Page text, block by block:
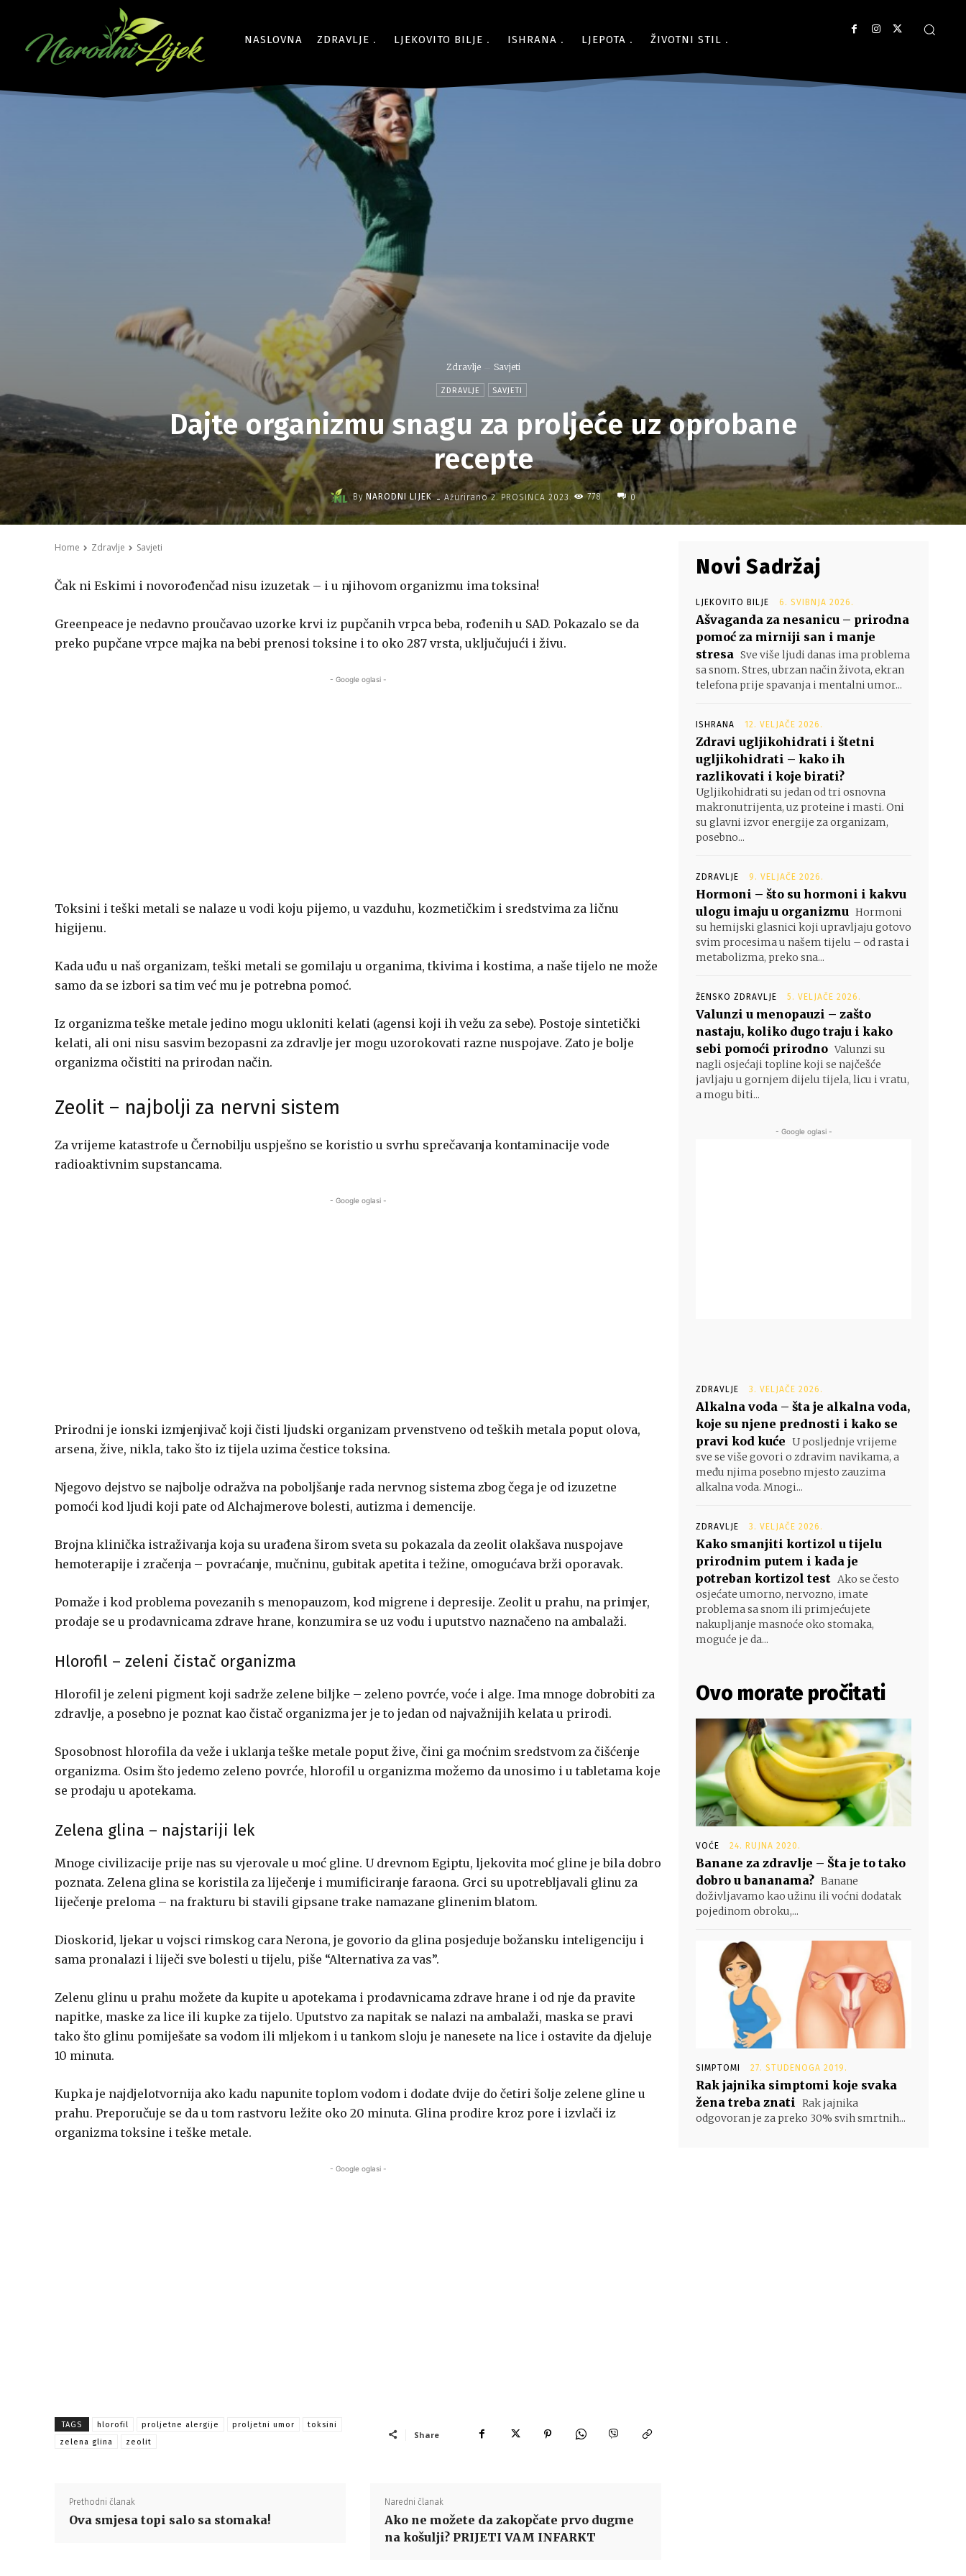
NASLOVNA ZDRAVLJE LJEKOVITO BILJE ISHRANA LJEPOTA ŽIVOTNI STIL
Zdravlje Savjeti
ZDRAVLJE SAVJETI
Dajte organizmu snagu za proljeće uz oprobane
recepte
By NARODNI LIJEK - Ažurirano 2. PROSINCA 2023. 778 0
Home Zdravlje Savjeti
Čak ni Eskimi i novorođenčad nisu izuzetak – i u njihovom organizmu ima toksina!
Greenpeace je nedavno proučavao uzorke krvi iz pupčanih vrpca beba, rođenih u SAD. Pokazalo se da
preko pupčane vrpce majka na bebi prenosi toksine i to oko 287 vrsta, uključujući i živu.
- Google oglasi -
Toksini i teški metali se nalaze u vodi koju pijemo, u vazduhu, kozmetičkim i sredstvima za ličnu
higijenu.
Kada uđu u naš organizam, teški metali se gomilaju u organima, tkivima i kostima, a naše tijelo ne može
samo da se izbori sa tim već mu je potrebna pomoć.
Iz organizma teške metale jedino mogu ukloniti kelati (agensi koji ih vežu za sebe). Postoje sintetički
kelati, ali oni nisu sasvim bezopasni za zdravlje jer mogu uzorokovati razne nuspojave. Zato je bolje
organizma očistiti na prirodan način.
Zeolit – najbolji za nervni sistem
Za vrijeme katastrofe u Černobilju uspješno se koristio u svrhu sprečavanja kontaminacije vode
radioaktivnim supstancama.
- Google oglasi -
Prirodni je ionski izmjenjivač koji čisti ljudski organizam prvenstveno od teških metala poput olova,
arsena, žive, nikla, tako što iz tijela uzima čestice toksina.
Njegovo dejstvo se najbolje odražva na poboljšanje rada nervnog sistema zbog čega je od izuzetne
pomoći kod ljudi koji pate od Alchajmerove bolesti, autizma i demencije.
Brojna klinička istraživanja koja su urađena širom sveta su pokazala da zeolit olakšava nuspojave
hemoterapije i zračenja – povraćanje, mučninu, gubitak apetita i težine, omogućava brži oporavak.
Pomaže i kod problema povezanih s menopauzom, kod migrene i depresije. Zeolit u prahu, na primjer,
prodaje se u prodavnicama zdrave hrane, konzumira se uz vodu i uputstvo naznačeno na ambalaži.
Hlorofil – zeleni čistač organizma
Hlorofil je zeleni pigment koji sadrže zelene biljke – zeleno povrće, voće i alge. Ima mnoge dobrobiti za
zdravlje, a posebno je poznat kao čistač organizma jer je to jedan od najvažnijih kelata u prirodi.
Sposobnost hlorofila da veže i uklanja teške metale poput žive, čini ga moćnim sredstvom za čišćenje
organizma. Osim što jedemo zeleno povrće, hlorofil u organizma možemo da unosimo i u tabletama koje
se prodaju u apotekama.
Zelena glina – najstariji lek
Mnoge civilizacije prije nas su vjerovale u moć gline. U drevnom Egiptu, ljekovita moć gline je bila dobro
poznata. Zelena glina se koristila za liječenje i mumificiranje faraona. Grci su upotrebljavali glinu za
liječenje preloma – na frakturu bi stavili gipsane trake namazane glinenim blatom.
Dioskorid, ljekar u vojsci rimskog cara Nerona, je govorio da glina posjeduje božansku inteligenciju i
sama pronalazi i liječi sve bolesti u tijelu, piše “Alternativa za vas”.
Zelenu glinu u prahu možete da kupite u apotekama i prodavnicama zdrave hrane i od nje da pravite
napitke, maske za lice ili kupke za tijelo. Uputstvo za napitak se nalazi na ambalaži, maska se pravi
tako što glinu pomiješate sa vodom ili mljekom i u tankom sloju je nanesete na lice i ostavite da djeluje
10 minuta.
Kupka je najdjelotvornija ako kadu napunite toplom vodom i dodate dvije do četiri šolje zelene gline u
prahu. Preporučuje se da u tom rastvoru ležite oko 20 minuta. Glina prodire kroz pore i izvlači iz
organizma toksine i teške metale.
- Google oglasi -
TAGS hlorofil proljetne alergije proljetni umor
toksini
zelena glina
zeolit
Share
Prethodni članak
Ova smjesa topi salo sa stomaka!
Naredni članak
Ako ne možete da zakopčate prvo dugme
na košulji? PRIJETI VAM INFARKT
Novi Sadržaj
LJEKOVITO BILJE 6. SVIBNJA 2026.
Ašvaganda za nesanicu – prirodna
pomoć za mirniji san i manje
stresa Sve više ljudi danas ima problema
sa snom. Stres, ubrzan način života, ekran
telefona prije spavanja i mentalni umor...
ISHRANA 12. VELJAČE 2026.
Zdravi ugljikohidrati i štetni
ugljikohidrati – kako ih
razlikovati i koje birati?
Ugljikohidrati su jedan od tri osnovna
makronutrijenta, uz proteine i masti. Oni
su glavni izvor energije za organizam,
posebno...
ZDRAVLJE 9. VELJAČE 2026.
Hormoni – što su hormoni i kakvu
ulogu imaju u organizmu Hormoni
su hemijski glasnici koji upravljaju gotovo
svim procesima u našem tijelu – od rasta i
metabolizma, preko sna...
ŽENSKO ZDRAVLJE 5. VELJAČE 2026.
Valunzi u menopauzi – zašto
nastaju, koliko dugo traju i kako
sebi pomoći prirodno Valunzi su
nagli osjećaji topline koji se najčešće
javljaju u gornjem dijelu tijela, licu i vratu,
a mogu biti...
- Google oglasi -
ZDRAVLJE 3. VELJAČE 2026.
Alkalna voda – šta je alkalna voda,
koje su njene prednosti i kako se
pravi kod kuće U posljednje vrijeme
sve se više govori o zdravim navikama, a
među njima posebno mjesto zauzima
alkalna voda. Mnogi...
ZDRAVLJE 3. VELJAČE 2026.
Kako smanjiti kortizol u tijelu
prirodnim putem i kada je
potreban kortizol test Ako se često
osjećate umorno, nervozno, imate
problema sa snom ili primjećujete
nakupljanje masnoće oko stomaka,
moguće je da...
Ovo morate pročitati
VOĆE 24. RUJNA 2020.
Banane za zdravlje – Šta je to tako
dobro u bananama? Banane
doživljavamo kao užinu ili voćni dodatak
pojedinom obroku,...
SIMPTOMI 27. STUDENOGA 2019.
Rak jajnika simptomi koje svaka
žena treba znati Rak jajnika
odgovoran je za preko 30% svih smrtnih...